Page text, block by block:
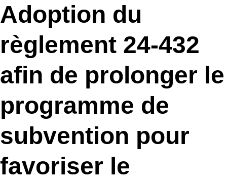
Adoption du
règlement 24-432
afin de prolonger le
programme de
subvention pour
favoriser le